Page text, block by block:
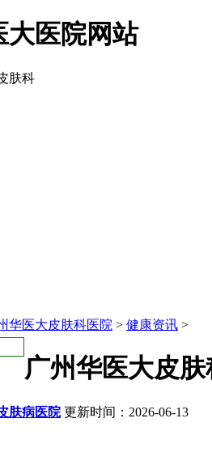
华医大皮肤科医院 > 健康资讯 >
广州华医大皮
肤病医院更新时间：2026-06-13